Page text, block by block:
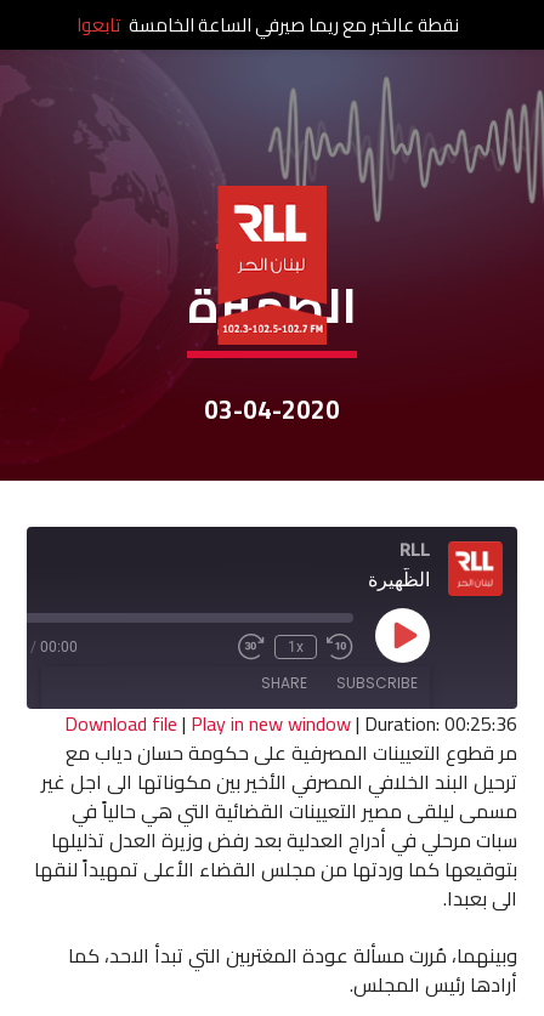
نشرات الأخبار
الظّهيرة
03-04-2020
RLL
الظّهيرة
Play
Episode
Rewind
10
Seconds
1x
Fast
seconds
00:00
/
SUBSCRIBE
SHARE
RSS FEED
SHARE
LINK
EMBED
Download file| Play in new window| Duration: 00:25:36
مر قطوع التعيينات المصرفية على حكومة حسان دياب مع
ترحيل البند الخلافي المصرفي الأخير بين مكوناتها الى اجل غير
مسمى ليلقى مصير التعيينات القضائية التي هي حالياً في
سبات مرحلي في أدراج العدلية بعد رفض وزيرة العدل تذليلها
بتوقيعها كما وردتها من مجلس القضاء الأعلى تمهيداً لنقها
الى بعبدا.
وبينهما، مُررت مسألة عودة المغتربين التي تبدأ الاحد، كما
أرادها رئيس المجلس.
نقطة عالخبر مع ريما صيرفي الساعة الخامسة تابعوا